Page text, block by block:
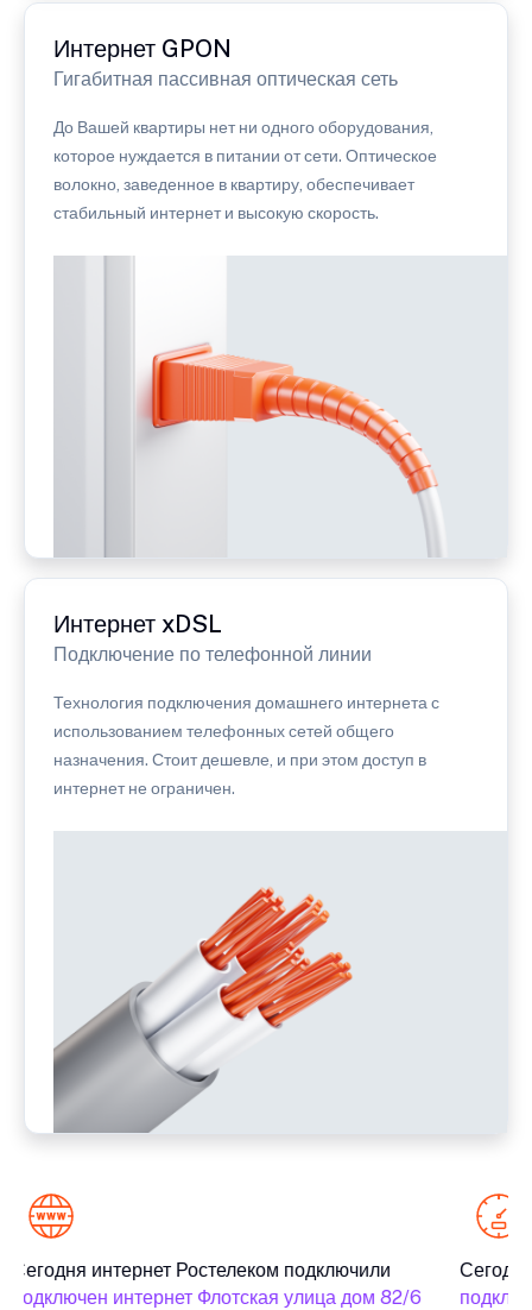
Интернет GPON
Гигабитная пассивная оптическая сеть
До Вашей квартиры нет ни одного оборудования,
которое нуждается в питании от сети. Оптическое
волокно, заведенное в квартиру, обеспечивает
стабильный интернет и высокую скорость.
Интернет xDSL
Подключение по телефонной линии
Технология подключения домашнего интернета с
использованием телефонных сетей общего
назначения. Стоит дешевле, и при этом доступ в
интернет не ограничен.
Сегодня интернет Ростелеком подключили
подключен интернет Флотская улица дом 82/6